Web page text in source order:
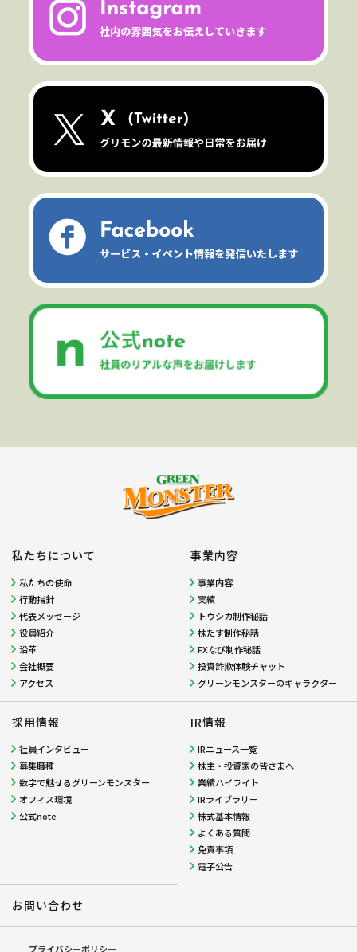
私たちについて
私たちの使命
行動指針
代表メッセージ
役員紹介
沿革
会社概要
アクセス
事業内容
事業内容
実績
トウシカ制作秘話
株たす制作秘話
FXなび制作秘話
投資詐欺体験チャット
グリーンモンスターのキャラクター
採用情報
社員インタビュー
募集職種
数字で魅せるグリーンモンスター
オフィス環境
公式note
IR情報
IRニュース一覧
株主・投資家の皆さまへ
業績ハイライト
IRライブラリー
株式基本情報
よくある質問
免責事項
電子公告
お問い合わせ
プライバシーポリシー